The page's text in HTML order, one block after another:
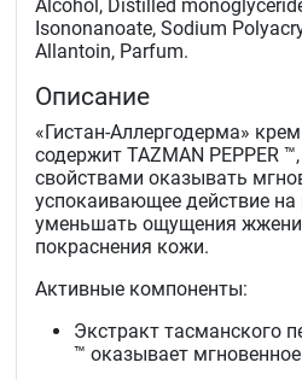
Alcohol, Distilled
Isononanoate, Sodium
Allantoin, Parfum.
Описание
«Гистан-Аллергодерма»
содержит TAZMAN PEPPER
свойствами оказывать
успокаивающее действие
уменьшать ощущения
покраснения кожи.
Активные компоненты:
Экстракт тасманского
™ оказывает